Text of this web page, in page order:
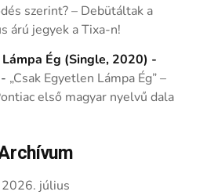
szerint? – Debütáltak a
árú jegyek a Tixa-n!
Ég (Single, 2020) -
- „Csak Egyetlen Lámpa Ég” –
első magyar nyelvű dala
2026. július